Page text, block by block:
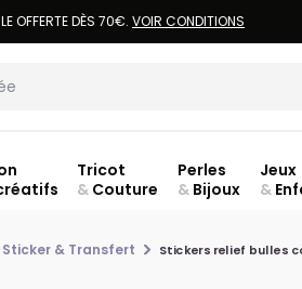
OFFERTE DÈS 70€. VOIR CONDITIONS
Tricot
& Couture
Perles
& Bijoux
Jeux
&
Sticker & Transfert Stickers relief bulles